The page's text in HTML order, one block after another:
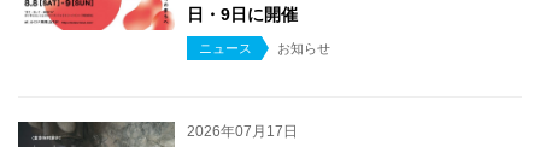
日・9日に開催
ニュース お知らせ
2026年07月17日